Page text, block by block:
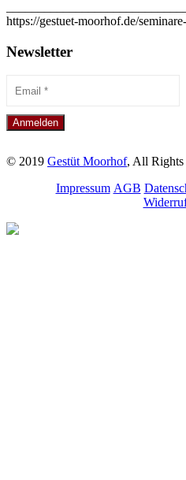
https://gestuet-moorhof.de/
Newsletter
© 2019 Gestüt Moorhof, All Rights
Impressum AGB